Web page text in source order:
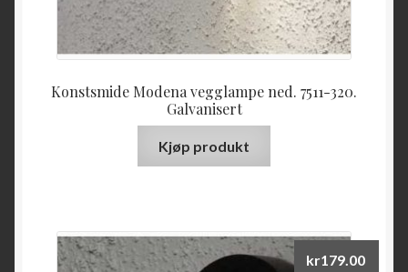
Konstsmide Modena vegglampe ned. 7511-320.
Galvanisert
Kjøp produkt
kr179.00